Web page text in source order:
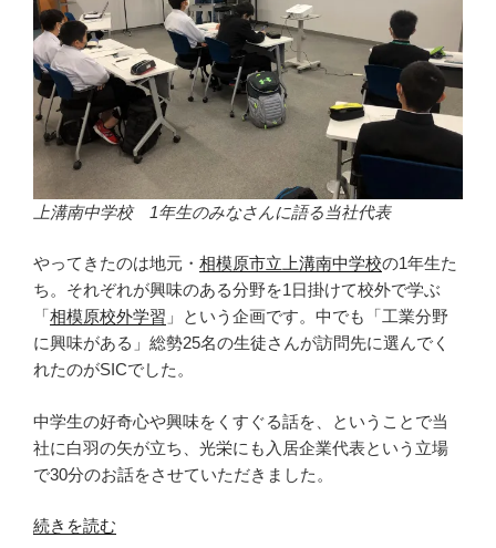
を
迎
え
ま
し
た”
上溝南中学校 1年生のみなさんに語る当社代表
やってきたのは地元・ 相模原市立上溝南中学校の1年生た
ち。それぞれが興味のある分野を1日掛けて校外で学ぶ
「相模原校外学習 」という企画です。中でも「工業分野
に興味がある」総勢25名の生徒さんが訪問先に選んでく
れたのがSICでした。
中学生の好奇心や興味をくすぐる話を、ということで当
社に白羽の矢が立ち、光栄にも入居企業代表という立場
で30分のお話をさせていただきました。
“相
続きを読む